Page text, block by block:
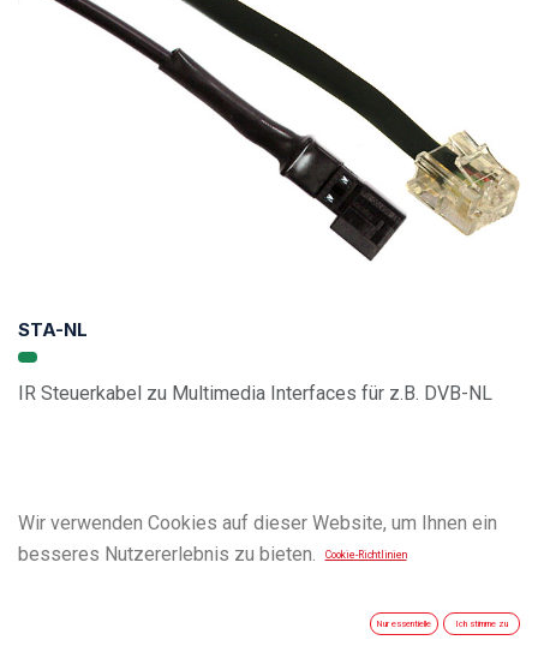
STA-NL
IR Steuerkabel zu Multimedia Interfaces für z.B. DVB-NL
Wir verwenden Cookies auf dieser Website, um Ihnen ein
besseres Nutzererlebnis zu bieten.
Cookie-Richtlinien
Nur essentielle Ich stimme zu